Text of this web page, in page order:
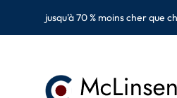
jusqu'à 70 % moins cher que